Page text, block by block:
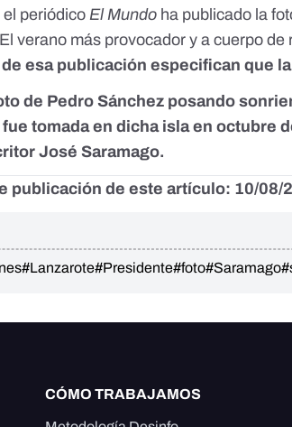
el periódicoEl Mundo ha publicado la
verano más provocador y a cuerpo de
esa publicación especifican que
de Pedro Sánchez posando
tomada en dicha isla en octubre
José Saramago.
publicación de este artículo: 10/08/
#Lanzarote#Presidente#foto#Saramago
CÓMO TRABAJAMOS